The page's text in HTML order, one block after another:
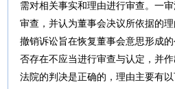
需对相关事实和理由进行审查。一
审查，并认为董事会决议所依据的
撤销诉讼旨在恢复董事会意思形成
否存在不应当进行审查与认定，并
法院的判决是正确的，理由主要有以